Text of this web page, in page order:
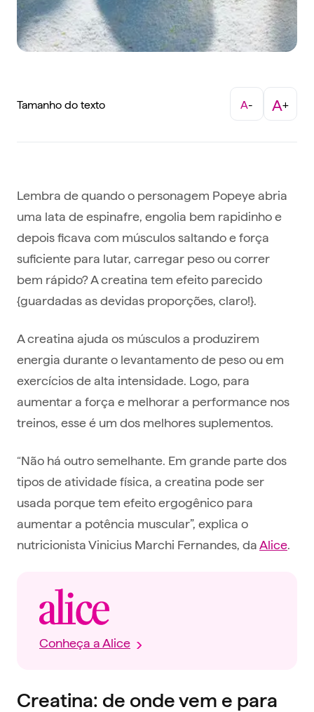
Tamanho do texto A- A+
Lembra de quando o personagem Popeye abria
uma lata de espinafre, engolia bem rapidinho e
depois ficava com músculos saltando e força
suficiente para lutar, carregar peso ou correr
bem rápido? A creatina tem efeito parecido
{guardadas as devidas proporções, claro!}.
A creatina ajuda os músculos a produzirem
energia durante o levantamento de peso ​​ou em
exercícios de alta intensidade. Logo, para
aumentar a força e melhorar a performance nos
treinos, esse é um dos melhores suplementos.
“Não há outro semelhante. Em grande parte dos
tipos de atividade física, a creatina pode ser
usada porque tem efeito ergogênico para
aumentar a potência muscular”, explica o
nutricionista Vinicius Marchi Fernandes, daAlice.
Conheça a Alice
Creatina: de onde vem e para